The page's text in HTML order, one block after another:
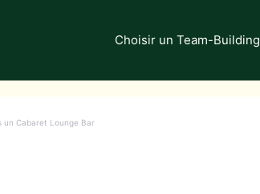
Choisir un Team-Building
un Cabaret Lounge Bar